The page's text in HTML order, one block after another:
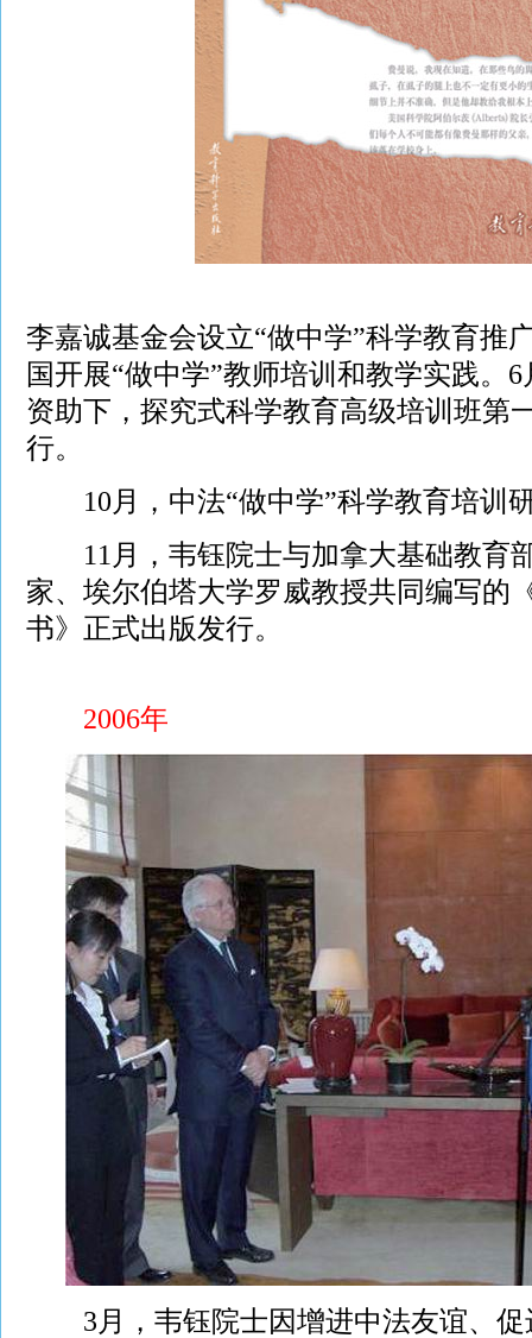
李嘉诚基金会设立“做中学”科学教育推
国开展“做中学”教师培训和教学实践。
资助下，探究式科学教育高级培训班第
行。
10月，中法“做中学”科学教育培训
11月，韦钰院士与加拿大基础教育
家、埃尔伯塔大学罗威教授共同编写的
书》正式出版发行。
2006年
3月，韦钰院士因增进中法友谊、促